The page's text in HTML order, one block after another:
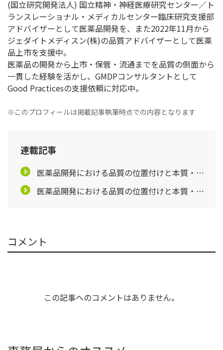
(国立研究開発法人) 国立精神・神経医療研究センター／ト
ランスレーショナル・メディカルセンター臨床研究支援部
アドバイザーとして医薬品開発を、また2022年11月から
ジェダイトメディスン(株)の品質アドバイザーとして医薬
品上市を支援中。
医薬品の開発から上市・保管・流通までを品質の側面から
一貫した経験を活かし、GMDPコンサルタントとして
Good Practicesの支援依頼に対応中。
※このプロフィールは掲載記事執筆時点での内容となります
連載記事
医薬品開発における品質の位置付けと本質・
Part 2
医薬品開発における品質の位置付けと本質・
コメント
この記事へのコメントはありません。